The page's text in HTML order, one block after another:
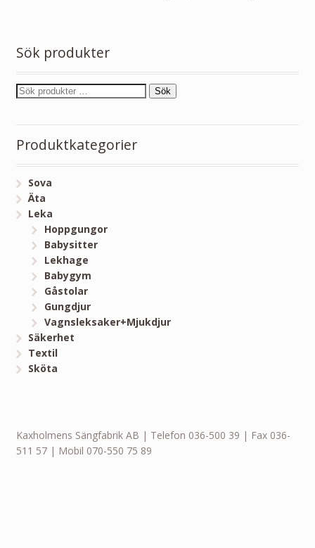
Sök produkter
Sök
Produktkategorier
Sova
Äta
Leka
Hoppgungor
Babysitter
Lekhage
Babygym
Gåstolar
Gungdjur
Vagnsleksaker+Mjukdjur
Säkerhet
Textil
Sköta
Kaxholmens Sängfabrik AB | Telefon 036-500 39 | Fax 036-
511 57 | Mobil 070-550 75 89